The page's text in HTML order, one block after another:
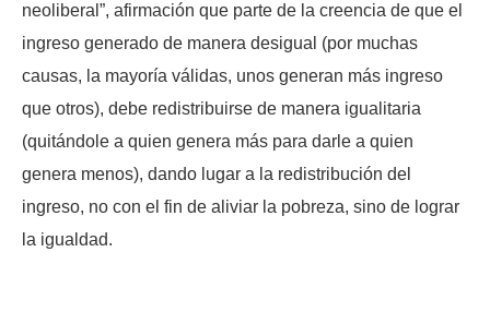
neoliberal”, afirmación que parte de la creencia de que el
ingreso generado de manera desigual (por muchas
causas, la mayoría válidas, unos generan más ingreso
que otros), debe redistribuirse de manera igualitaria
(quitándole a quien genera más para darle a quien
genera menos), dando lugar a la redistribución del
ingreso, no con el fin de aliviar la pobreza, sino de lograr
la igualdad.